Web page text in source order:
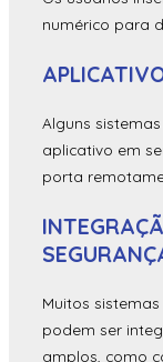
numérico para
Alguns
aplicativo em
porta
Muitos
podem ser
amplos, como